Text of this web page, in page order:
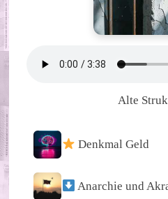
Alte
Denkmal Geld
Anarchie und